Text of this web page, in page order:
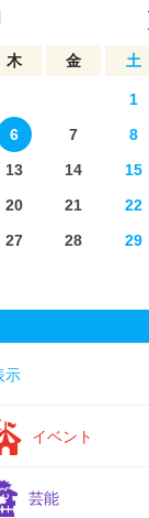
木 金 土
1
6 7
8
13 14
15
20 21
22
27 28
29
示
イベント
芸能